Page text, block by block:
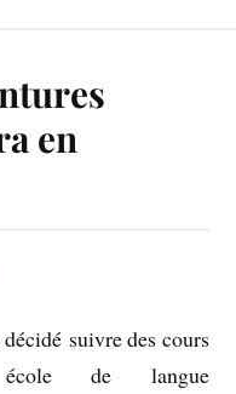
en
suivre des cours
de langue